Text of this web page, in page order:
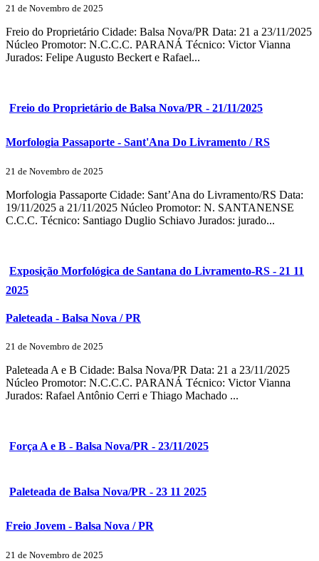
21 de Novembro de 2025
Freio do Proprietário Cidade: Balsa Nova/PR Data: 21 a 23/11/2025
Núcleo Promotor: N.C.C.C. PARANÁ Técnico: Victor Vianna
Jurados: Felipe Augusto Beckert e Rafael...
Freio do Proprietário de Balsa Nova/PR - 21/11/2025
Morfologia Passaporte - Sant'Ana Do Livramento / RS
21 de Novembro de 2025
Morfologia Passaporte Cidade: Sant’Ana do Livramento/RS Data:
19/11/2025 a 21/11/2025 Núcleo Promotor: N. SANTANENSE
C.C.C. Técnico: Santiago Duglio Schiavo Jurados: jurado...
Exposição Morfológica de Santana do Livramento-RS - 21 11
2025
Paleteada - Balsa Nova / PR
21 de Novembro de 2025
Paleteada A e B Cidade: Balsa Nova/PR Data: 21 a 23/11/2025
Núcleo Promotor: N.C.C.C. PARANÁ Técnico: Victor Vianna
Jurados: Rafael Antônio Cerri e Thiago Machado ...
Força A e B - Balsa Nova/PR - 23/11/2025
Paleteada de Balsa Nova/PR - 23 11 2025
Freio Jovem - Balsa Nova / PR
21 de Novembro de 2025